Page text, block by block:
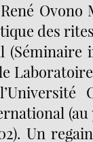
Ovono
des
Un